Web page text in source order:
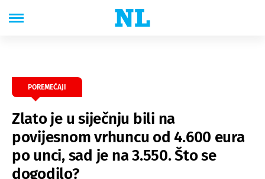
POREMEĆAJI
Zlato je u siječnju bili na
povijesnom vrhuncu od 4.600 eura
po unci, sad je na 3.550. Što se
dogodilo?